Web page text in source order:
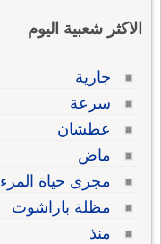
الاكثر شعبية اليوم
جارية
سرعة
عطشان
ماض
مجرى حياة المرء
مظلة باراشوت
منذ